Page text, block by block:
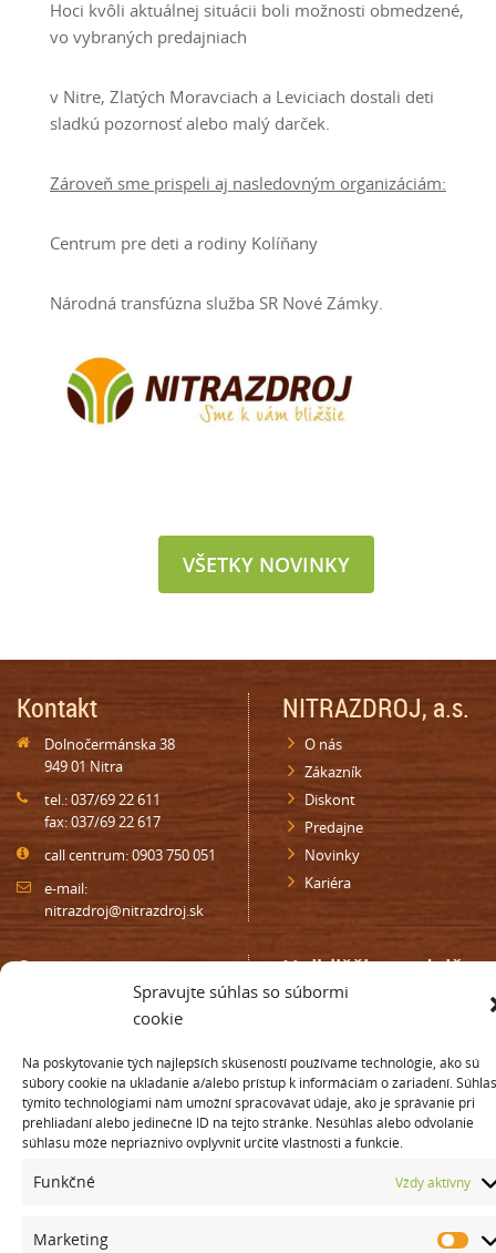
Spravujte súhlas so súbormi
cookie
Na poskytovanie tých najlepších skúseností používame technológie, ako sú
súbory cookie na ukladanie a/alebo prístup k informáciám o zariadení.
týmito technológiami nám umožní spracovávať údaje, ako je správanie pri
prehliadaní alebo jedinečné ID na tejto stránke. Nesúhlas alebo odvolanie
súhlasu môže nepriaznivo ovplyvniť určité vlastnosti a funkcie.
Funkčné Vždy aktívny
Marketing
Hoci kvôli aktuálnej situácii boli možnosti obmedzené,
vo vybraných predajniach
v Nitre, Zlatých Moravciach a Leviciach dostali deti
sladkú pozornosť alebo malý darček.
Zároveň sme prispeli aj nasledovným organizáciám:
Centrum pre deti a rodiny Kolíňany
Národná transfúzna služba SR Nové Zámky.
VŠETKY NOVINKY
Kontakt
Dolnočermánska 38
949 01 Nitra
tel.: 037/69 22 611
fax: 037/69 22 617
call centrum: 0903 750 051
e-mail:
nitrazdroj@nitrazdroj.sk
NITRAZDROJ, a.s.
O nás
Zákazník
Diskont
Predajne
Novinky
Kariéra
Oznamy
Darčeková poukážka
maloobchod
Zákaznícka karta diskont
Súťaže
Oprávnenie na distribúciu
Najbližšia predajňa
© Copyright 2015 NITRAZDROJ, a.s. | Všetky práva vyhradené